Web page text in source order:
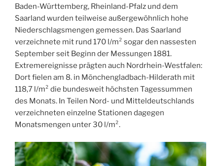
Baden-Württemberg, Rheinland-Pfalz und dem
Saarland wurden teilweise außergewöhnlich hohe
Niederschlagsmengen gemessen. Das Saarland
verzeichnete mit rund 170 l/m² sogar den nassesten
September seit Beginn der Messungen 1881.
Extremereignisse prägten auch Nordrhein-Westfalen:
Dort fielen am 8. in Mönchengladbach-Hilderath mit
118,7 l/m² die bundesweit höchsten Tagessummen
des Monats. In Teilen Nord- und Mitteldeutschlands
verzeichneten einzelne Stationen dagegen
Monatsmengen unter 30 l/m².